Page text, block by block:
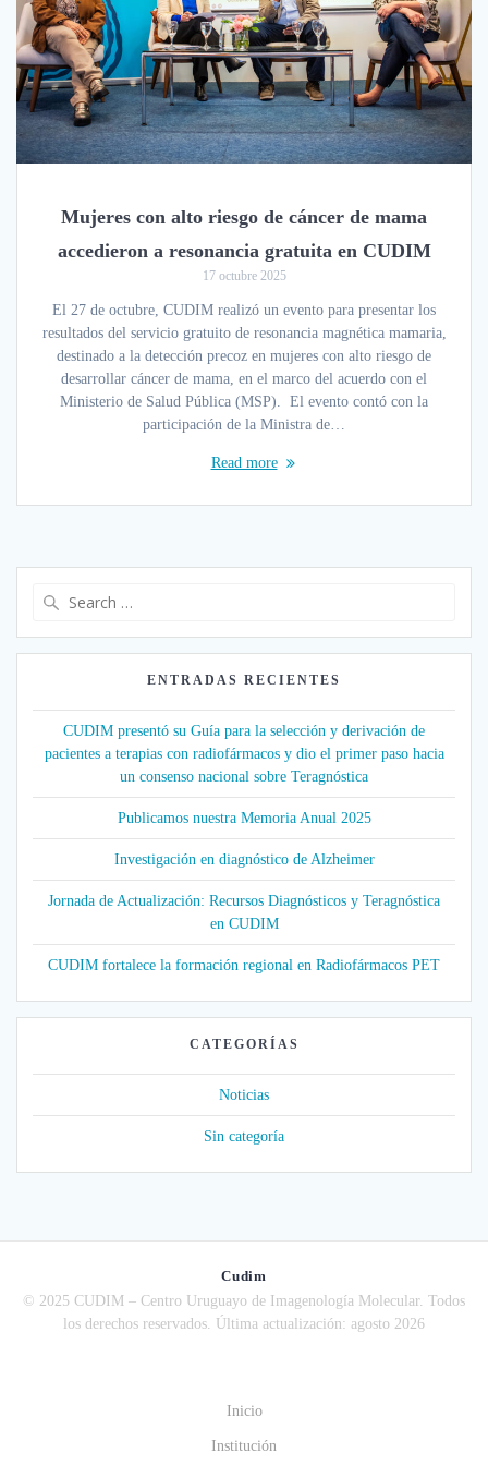
Mujeres con alto riesgo de cáncer de mama
accedieron a resonancia gratuita en CUDIM
17 octubre 2025
El 27 de octubre, CUDIM realizó un evento para presentar los
resultados del servicio gratuito de resonancia magnética mamaria,
destinado a la detección precoz en mujeres con alto riesgo de
desarrollar cáncer de mama, en el marco del acuerdo con el
Ministerio de Salud Pública (MSP). El evento contó con la
participación de la Ministra de…
Read more
ENTRADAS RECIENTES
CUDIM presentó su Guía para la selección y derivación de
pacientes a terapias con radiofármacos y dio el primer paso hacia
un consenso nacional sobre Teragnóstica
Publicamos nuestra Memoria Anual 2025
Investigación en diagnóstico de Alzheimer
Jornada de Actualización: Recursos Diagnósticos y Teragnóstica
en CUDIM
CUDIM fortalece la formación regional en Radiofármacos PET
CATEGORÍAS
Noticias
Sin categoría
Cudim
© 2025 CUDIM – Centro Uruguayo de Imagenología Molecular. Todos
los derechos reservados. Última actualización: agosto 2026
Inicio
Institución